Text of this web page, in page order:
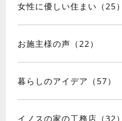
女性に優しい住まい（25）
お施主様の声（22）
暮らしのアイデア（57）
イノスの家の工務店（32）